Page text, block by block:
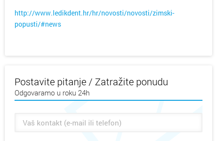
http://www.ledikdent.hr/hr/novosti/novosti/zimski-
popusti/#news
Postavite pitanje / Zatražite ponudu
Odgovaramo u roku 24h